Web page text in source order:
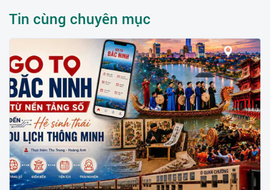
Tin cùng chuyên mục